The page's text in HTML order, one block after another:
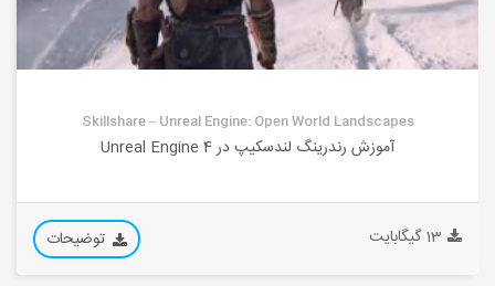
Skillshare – Unreal Engine: Open World Landscapes
آموزش رندرینگ لندسکیپ در Unreal Engine 4
13 گیگابایت توضیحات